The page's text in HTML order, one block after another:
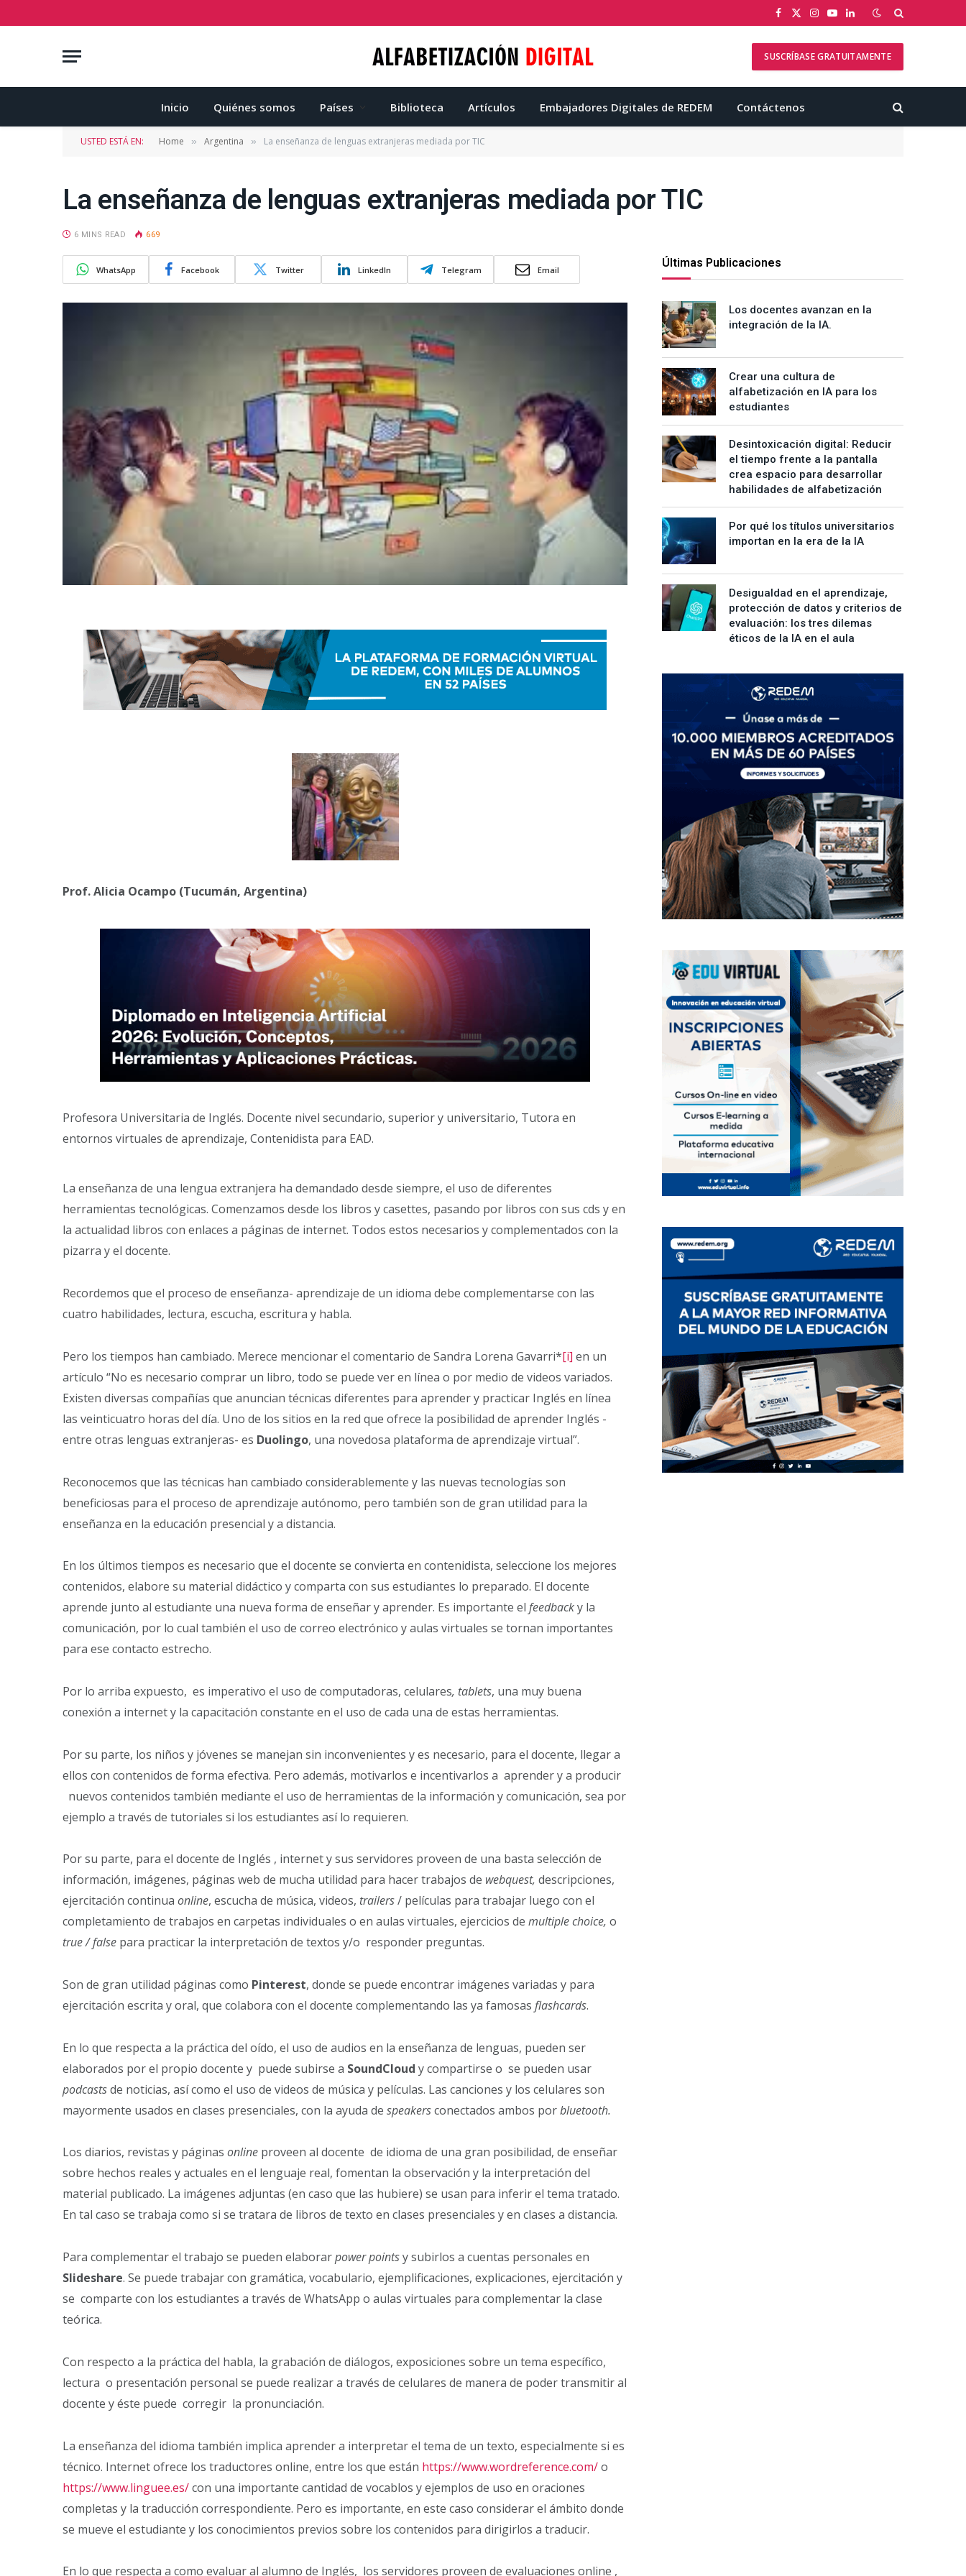
Facebook
X
Instagram
YouTube
LinkedIn
SUSCRÍBASE GRATUITAMENTE
Inicio Quiénes somos Países Biblioteca Artículos Embajadores Digitales de REDEM Contáctenos
USTED ESTÁ EN: Home » Argentina » La enseñanza de lenguas extranjeras mediada por TIC
La enseñanza de lenguas extranjeras mediada por TIC
6 MINS READ 669
WhatsApp Facebook Twitter LinkedIn Telegram Email
Prof. Alicia Ocampo (Tucumán, Argentina)
Profesora Universitaria de Inglés. Docente nivel secundario, superior y universitario, Tutora en
entornos virtuales de aprendizaje, Contenidista para EAD.
La enseñanza de una lengua extranjera ha demandado desde siempre, el uso de diferentes
herramientas tecnológicas. Comenzamos desde los libros y casettes, pasando por libros con sus cds y en
la actualidad libros con enlaces a páginas de internet. Todos estos necesarios y complementados con la
pizarra y el docente.
Recordemos que el proceso de enseñanza- aprendizaje de un idioma debe complementarse con las
cuatro habilidades, lectura, escucha, escritura y habla.
Pero los tiempos han cambiado. Merece mencionar el comentario de Sandra Lorena Gavarri*[i] en un
artículo “No es necesario comprar un libro, todo se puede ver en línea o por medio de videos variados.
Existen diversas compañías que anuncian técnicas diferentes para aprender y practicar Inglés en línea
las veinticuatro horas del día. Uno de los sitios en la red que ofrece la posibilidad de aprender Inglés -
entre otras lenguas extranjeras- es Duolingo, una novedosa plataforma de aprendizaje virtual”.
Reconocemos que las técnicas han cambiado considerablemente y las nuevas tecnologías son
beneficiosas para el proceso de aprendizaje autónomo, pero también son de gran utilidad para la
enseñanza en la educación presencial y a distancia.
En los últimos tiempos es necesario que el docente se convierta en contenidista, seleccione los mejores
contenidos, elabore su material didáctico y comparta con sus estudiantes lo preparado. El docente
aprende junto al estudiante una nueva forma de enseñar y aprender. Es importante el feedbacky la
comunicación, por lo cual también el uso de correo electrónico y aulas virtuales se tornan importantes
para ese contacto estrecho.
Por lo arriba expuesto, es imperativo el uso de computadoras, celulares, tablets, una muy buena
conexión a internet y la capacitación constante en el uso de cada una de estas herramientas.
Por su parte, los niños y jóvenes se manejan sin inconvenientes y es necesario, para el docente, llegar a
ellos con contenidos de forma efectiva. Pero además, motivarlos e incentivarlos a aprender y a producir
nuevos contenidos también mediante el uso de herramientas de la información y comunicación, sea por
ejemplo a través de tutoriales si los estudiantes así lo requieren.
Por su parte, para el docente de Inglés , internet y sus servidores proveen de una basta selección de
información, imágenes, páginas web de mucha utilidad para hacer trabajos de webquest, descripciones,
ejercitación continua online, escucha de música, videos, trailers/ películas para trabajar luego con el
completamiento de trabajos en carpetas individuales o en aulas virtuales, ejercicios de multiple choice, o
true / false para practicar la interpretación de textos y/o responder preguntas.
Son de gran utilidad páginas como Pinterest, donde se puede encontrar imágenes variadas y para
ejercitación escrita y oral, que colabora con el docente complementando las ya famosas flashcards.
En lo que respecta a la práctica del oído, el uso de audios en la enseñanza de lenguas, pueden ser
elaborados por el propio docente y puede subirse a SoundCloud y compartirse o se pueden usar
podcastsde noticias, así como el uso de videos de música y películas. Las canciones y los celulares son
mayormente usados en clases presenciales, con la ayuda de speakersconectados ambos porbluetooth.
Los diarios, revistas y páginas online proveen al docente de idioma de una gran posibilidad, de enseñar
sobre hechos reales y actuales en el lenguaje real, fomentan la observación y la interpretación del
material publicado. La imágenes adjuntas (en caso que las hubiere) se usan para inferir el tema tratado.
En tal caso se trabaja como si se tratara de libros de texto en clases presenciales y en clases a distancia.
Para complementar el trabajo se pueden elaborarpower pointsy subirlos a cuentas personales en
Slideshare. Se puede trabajar con gramática, vocabulario, ejemplificaciones, explicaciones, ejercitación y
se comparte con los estudiantes a través de WhatsApp o aulas virtuales para complementar la clase
teórica.
Con respecto a la práctica del habla, la grabación de diálogos, exposiciones sobre un tema específico,
lectura o presentación personal se puede realizar a través de celulares de manera de poder transmitir al
docente y éste puede corregir la pronunciación.
La enseñanza del idioma también implica aprender a interpretar el tema de un texto, especialmente si es
técnico. Internet ofrece los traductores online, entre los que están https://www.wordreference.com/o
https://www.linguee.es/con una importante cantidad de vocablos y ejemplos de uso en oraciones
completas y la traducción correspondiente. Pero es importante, en este caso considerar el ámbito donde
se mueve el estudiante y los conocimientos previos sobre los contenidos para dirigirlos a traducir.
En lo que respecta a como evaluar al alumno de Inglés, los servidores proveen de evaluaciones online ,
Últimas Publicaciones
Los docentes avanzan en la
integración de la IA.
Crear una cultura de
alfabetización en IA para los
estudiantes
Desintoxicación digital: Reducir
el tiempo frente a la pantalla
crea espacio para desarrollar
habilidades de alfabetización
Por qué los títulos universitarios
importan en la era de la IA
Desigualdad en el aprendizaje,
protección de datos y criterios de
evaluación: los tres dilemas
éticos de la IA en el aula